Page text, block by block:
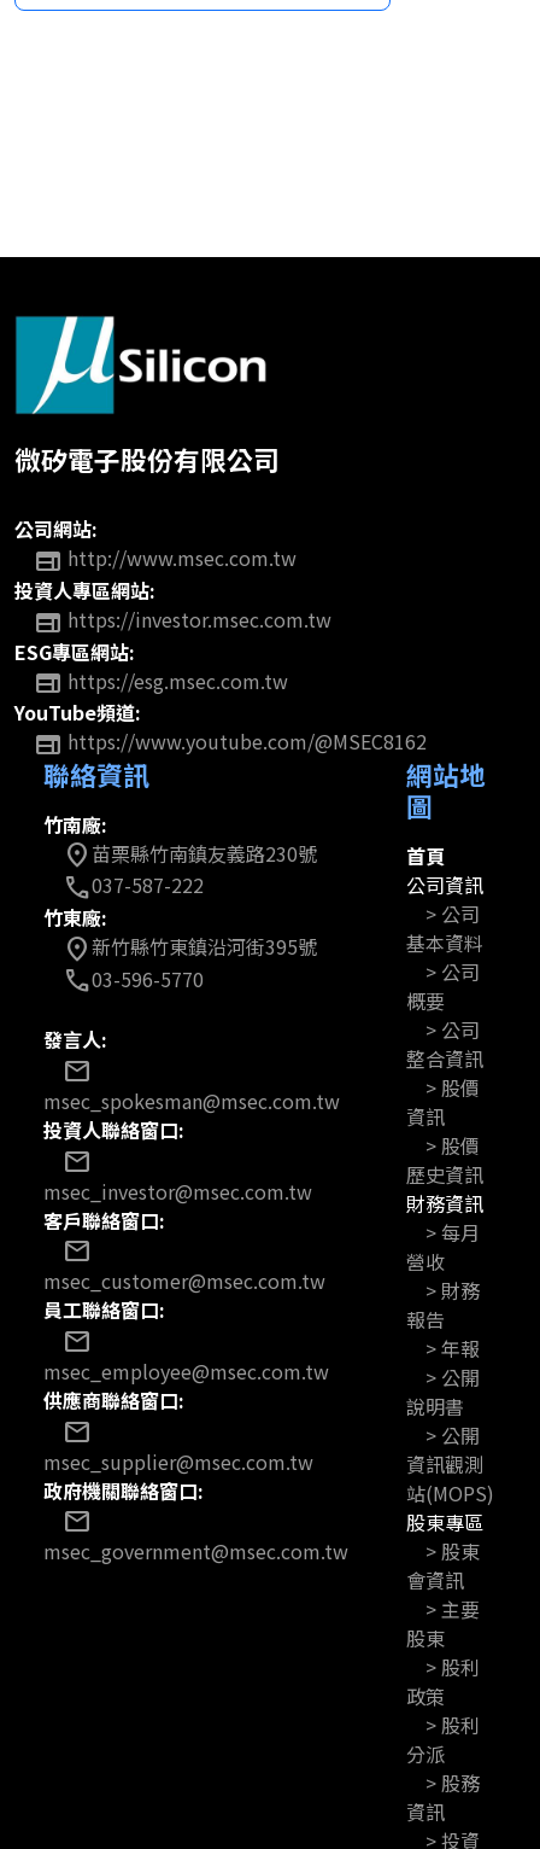
微矽電子股份有限公司
公司網站:
web http://www.msec.com.tw
投資人專區網站:
web https://investor.msec.com.tw
ESG專區網站:
web https://esg.msec.com.tw
YouTube頻道:
web https://www.youtube.com/@MSEC8162
聯絡資訊
竹南廠:
location_on 苗栗縣竹南鎮友義路230號
call037-587-222
竹東廠:
location_on新竹縣竹東鎮沿河街395號
call03-596-5770
發言人:
mail
msec_spokesman@msec.com.tw
投資人聯絡窗口:
mail
msec_investor@msec.com.tw
客戶聯絡窗口:
mail
msec_customer@msec.com.tw
員工聯絡窗口:
mail
msec_employee@msec.com.tw
供應商聯絡窗口:
mail
msec_supplier@msec.com.tw
政府機關聯絡窗口:
mail
msec_government@msec.com.tw
網站地
圖
首頁
公司資訊
> 公司
基本資料
> 公司
概要
> 公司
整合資訊
> 股價
資訊
> 股價
歷史資訊
財務資訊
> 每月
營收
> 財務
報告
> 年報
> 公開
說明書
> 公開
資訊觀測
站(MOPS)
股東專區
> 股東
會資訊
> 主要
股東
> 股利
政策
> 股利
分派
> 股務
資訊
> 投資